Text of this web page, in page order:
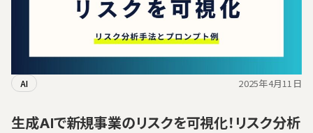
AI 2025年4月11日
生成AIで新規事業のリスクを可視化！リスク分析